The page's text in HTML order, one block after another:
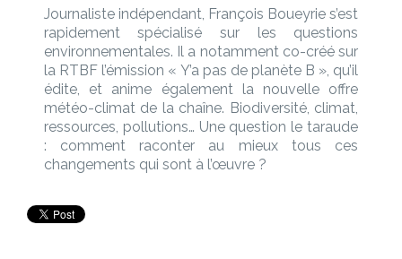
Journaliste indépendant, François Boueyrie s’est
rapidement spécialisé sur les questions
environnementales. Il a notamment co-créé sur
la RTBF l’émission « Y’a pas de planète B », qu’il
édite, et anime également la nouvelle offre
météo-climat de la chaîne. Biodiversité, climat,
ressources, pollutions… Une question le taraude
: comment raconter au mieux tous ces
changements qui sont à l’œuvre ?